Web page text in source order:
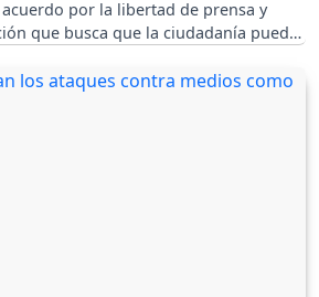
por la libertad de prensa y
que busca que la ciudadanía pueda